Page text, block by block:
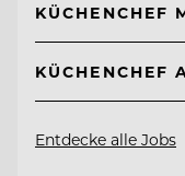
KÜCHENCHEF
KÜCHENCHEF
Entdecke alle Jobs